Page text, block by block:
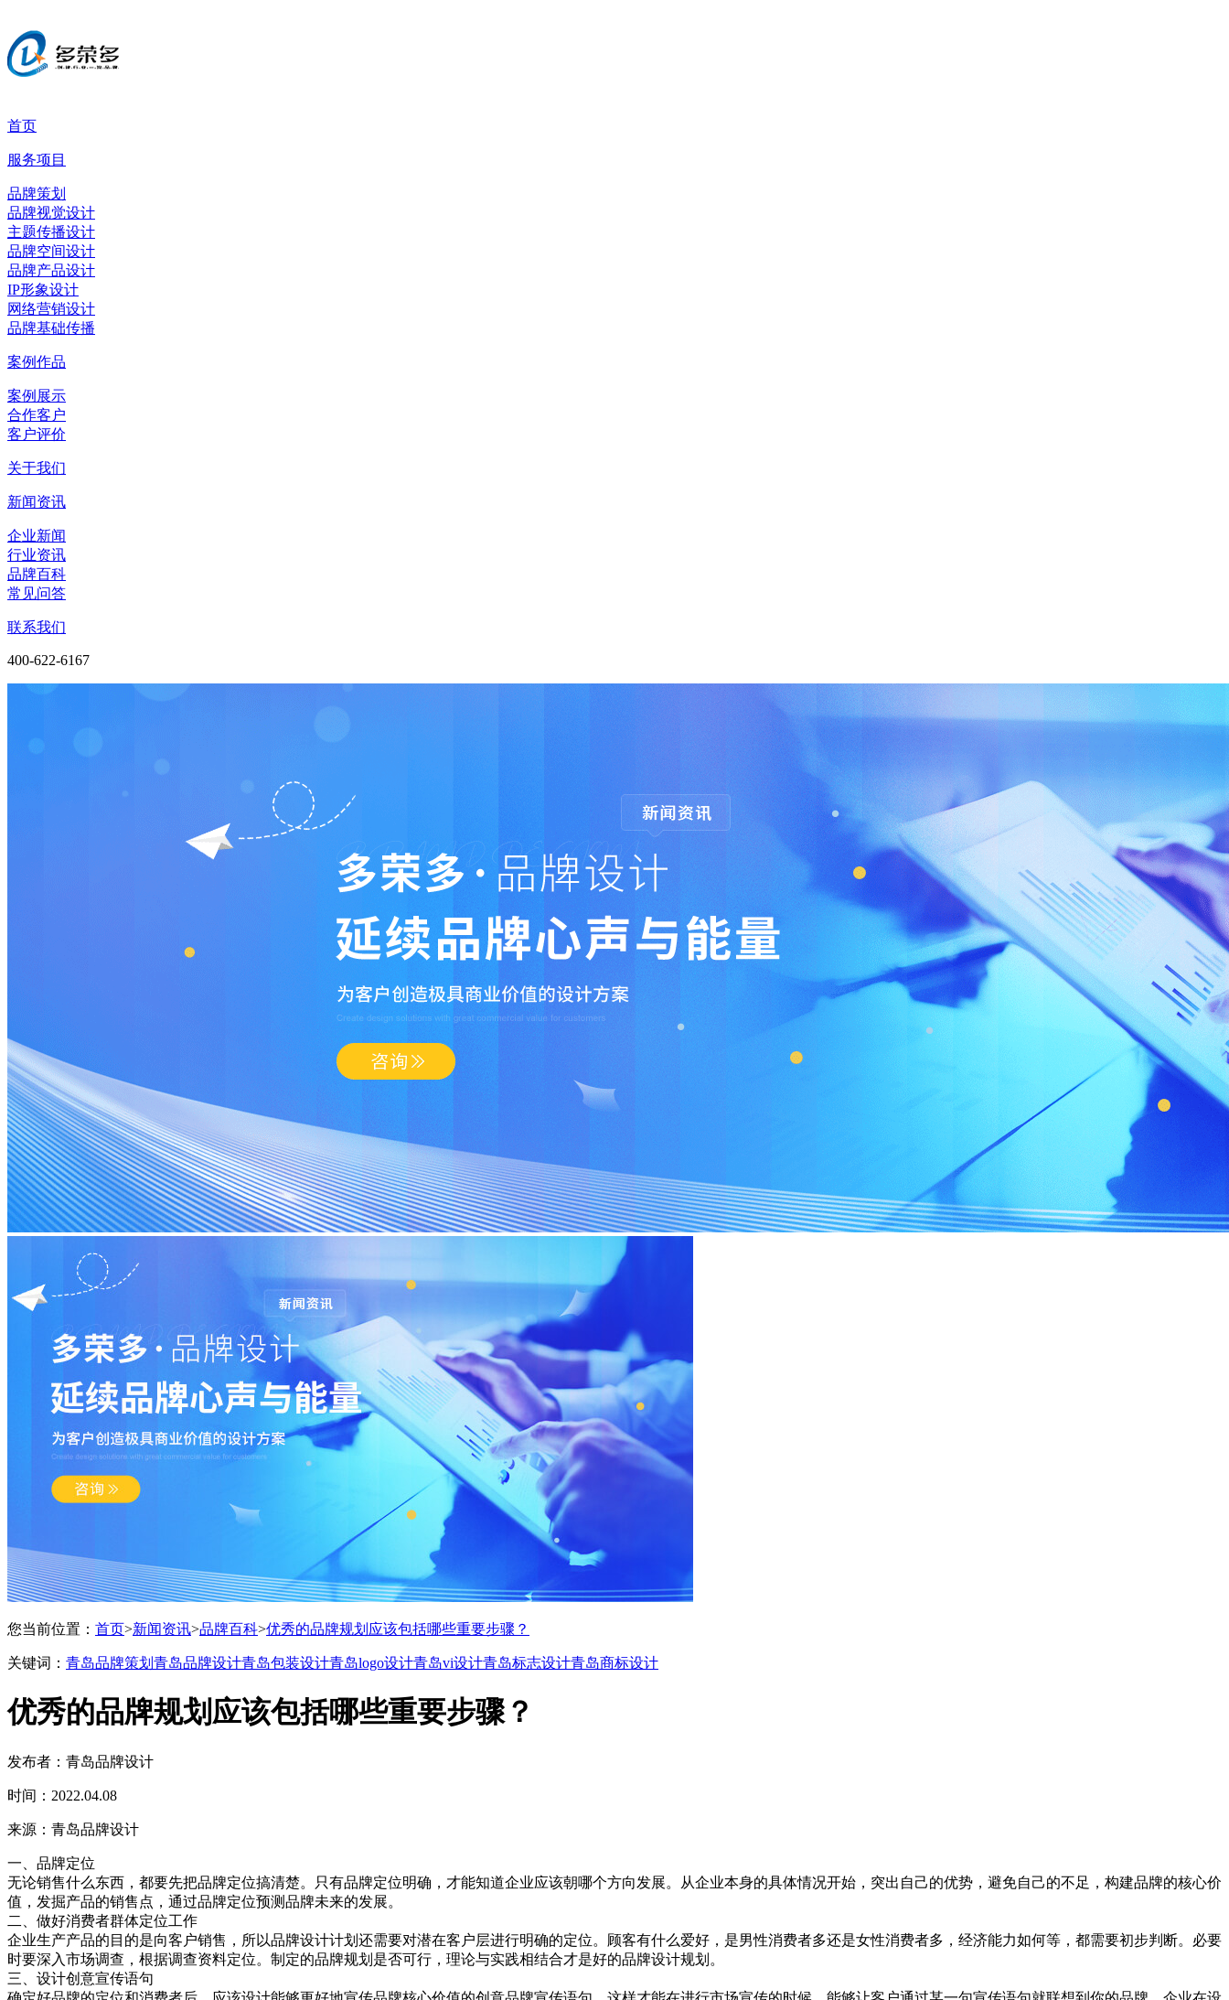
首页
服务项目
品牌策划
品牌视觉设计
主题传播设计
品牌空间设计
品牌产品设计
IP形象设计
网络营销设计
品牌基础传播
案例作品
案例展示
合作客户
客户评价
关于我们
新闻资讯
企业新闻
行业资讯
品牌百科
常见问答
联系我们
400-622-6167
您当前位置： 首页>新闻资讯>品牌百科>优秀的品牌规划应该包括哪些重要步骤？
关键词： 青岛品牌策划 青岛品牌设计青岛包装设计青岛logo设计青岛vi设计青岛标志设计青岛商标设计
优秀的品牌规划应该包括哪些重要步骤？
发布者：青岛品牌设计
时间：2022.04.08
来源：青岛品牌设计
一、品牌定位
无论销售什么东西，都要先把品牌定位搞清楚。只有品牌定位明确，才能知道企业应该朝哪个方向发展。从企业本身的具体情况开始，突出自己的优势，避免自己的不足，构建品牌的核心价
值，发掘产品的销售点，通过品牌定位预测品牌未来的发展。
二、做好消费者群体定位工作
企业生产产品的目的是向客户销售，所以品牌设计计划还需要对潜在客户层进行明确的定位。顾客有什么爱好，是男性消费者多还是女性消费者多，经济能力如何等，都需要初步判断。必要
时要深入市场调查，根据调查资料定位。制定的品牌规划是否可行，理论与实践相结合才是好的品牌设计规划。
三、设计创意宣传语句